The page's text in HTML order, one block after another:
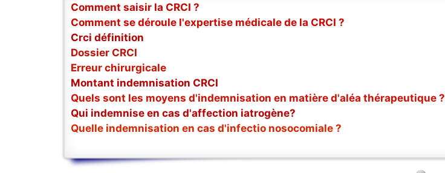
Comment saisir la CRCI ?
Comment se déroule l'expertise médicale de la CRCI ?
Crci définition
Dossier CRCI
Erreur chirurgicale
Montant indemnisation CRCI
Quels sont les moyens d'indemnisation en matière d'aléa thérapeutique ?
Qui indemnise en cas d'affection iatrogène?
Quelle indemnisation en cas d'infectio nosocomiale ?